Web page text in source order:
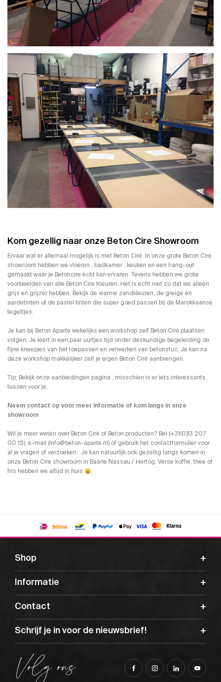
Kom gezellig naar onze Beton Cire Showroom
Ervaar wat er allemaal mogelijk is met Beton Ciré. In onze grote Beton Cire
showroom hebben we vloeren , badkamer , keuken en een hang-out
gemaakt waar je Betoncire echt kan ervaren. Tevens hebben we grote
voorbeelden van alle Beton Cire Kleuren. Het is echt niet zo dat we alleen
grijs en grijzer hebben. Bekijk de warme zandkleuren, de greige en
aardetinten of de pastel tinten die super goed passen bij de Marokkaanse
tegeltjes.
Je kan bij Beton Aparte wekelijks een workshop zelf Beton Ciré plaatsen
volgen. Je leert in een paar uurtjes tijd onder deskundige begeleiding de
fijne kneepjes van het toepassen en verwerken van betonstuc. Je kan na
deze workshop makkelijker zelf je eigen Beton Ciré aanbrengen.
Tip; Bekijk onze aanbiedingen pagina , misschien is er iets interessants
tussen voor je.
Neem contact op voor meer informatie of kom langs in onze
showroom
Wil je meer weten over Beton Ciré of Beton producten? Bel (+31(0)13 207
00 15), e-mail (info@beton-aparte.nl) of gebruik het contactformuliervoor
al je vragen of verzoeken. Je kan natuurlijk ook gezellig langs komen in
onze Beton Cire showroom in Baarle Nassau / Hertog. Verse koffie, thee of
fris hebben we altijd in huis
.
Shop
Informatie
Contact
Schrijf je in voor de nieuwsbrief!
Volg ons